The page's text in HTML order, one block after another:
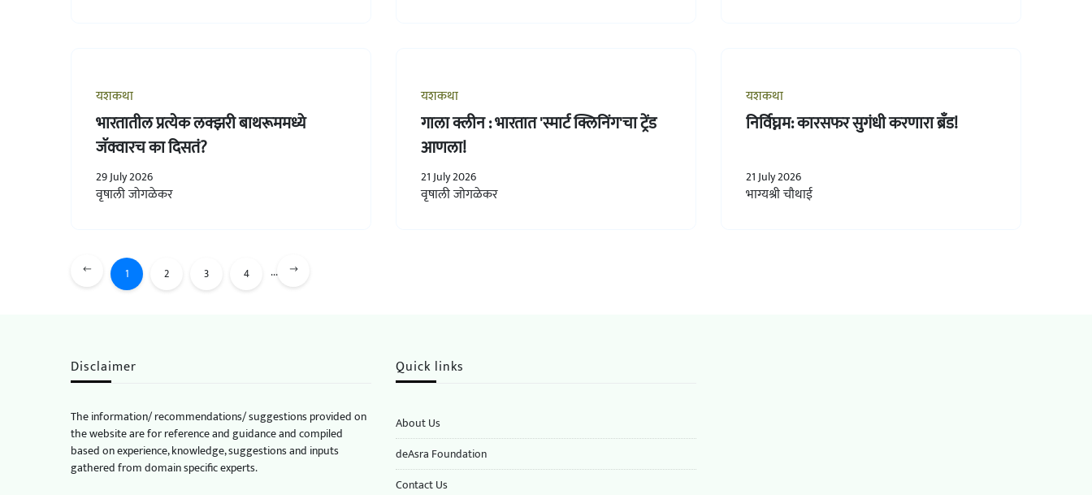
यशकथा
भारतातील प्रत्येक लक्झरी बाथरूममध्ये
जॅक्वारच का दिसतं?
29 July 2026
वृषाली जोगळेकर
यशकथा
गाला क्लीन : भारतात 'स्मार्ट क्लिनिंग'चा ट्रेंड
आणला!
21 July 2026
वृषाली जोगळेकर
यशकथा
निर्विघ्नम: कारसफर सुगंधी करणारा ब्रँड!
21 July 2026
भाग्यश्री चौथाई
1 2 3 4 ...
Disclaimer
The information/ recommendations/ suggestions provided on
the website are for reference and guidance and compiled
based on experience, knowledge, suggestions and inputs
gathered from domain specific experts.
Quick links
About Us
deAsra Foundation
​​Contact Us